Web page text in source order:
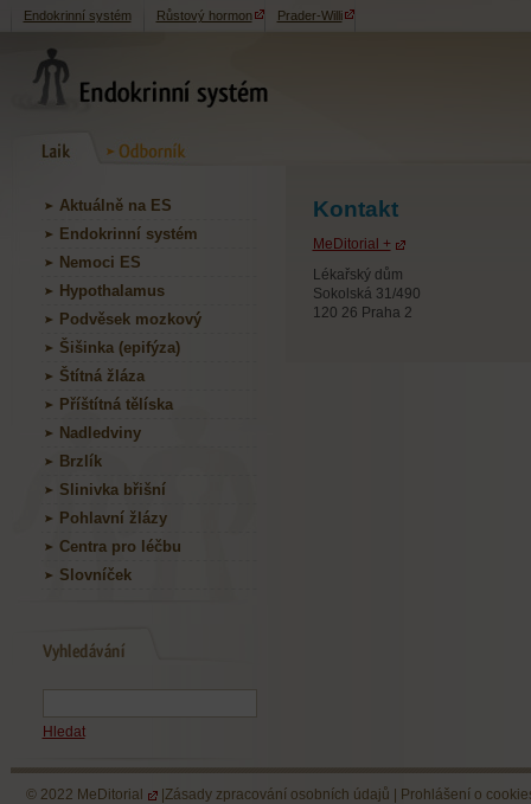
Endokrinní systém Růstový hormon Prader-Willi
Aktuálně na ES
Endokrinní systém
Nemoci ES
Hypothalamus
Podvěsek mozkový
Šišinka (epifýza)
Štítná žláza
Příštítná tělíska
Nadledviny
Brzlík
Slinivka břišní
Pohlavní žlázy
Centra pro léčbu
Slovníček
Hledat
Kontakt
MeDitorial +
Lékařský dům
Sokolská 31/490
120 26 Praha 2
© 2022 MeDitorial | Zásady zpracování osobních údajů Prohlášení o